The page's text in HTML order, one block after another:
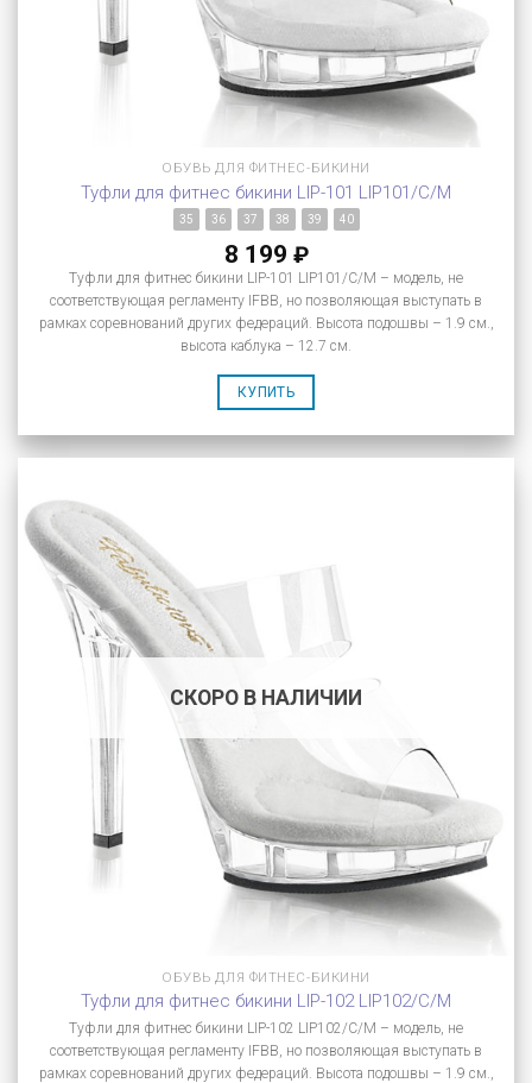
ОБУВЬ ДЛЯ ФИТНЕС-БИКИНИ
Туфли для фитнес бикини LIP-101 LIP101/C/M
35 36 37 38 39 40
8 199 ₽
Туфли для фитнес бикини LIP-101 LIP101/C/M – модель, не
соответствующая регламенту IFBB, но позволяющая выступать в
рамках соревнований других федераций. Высота подошвы – 1.9 см.,
высота каблука – 12.7 см.
КУПИТЬ
СКОРО В НАЛИЧИИ
ОБУВЬ ДЛЯ ФИТНЕС-БИКИНИ
Туфли для фитнес бикини LIP-102 LIP102/C/M
Туфли для фитнес бикини LIP-102 LIP102/C/M – модель, не
соответствующая регламенту IFBB, но позволяющая выступать в
рамках соревнований других федераций. Высота подошвы – 1.9 см.,